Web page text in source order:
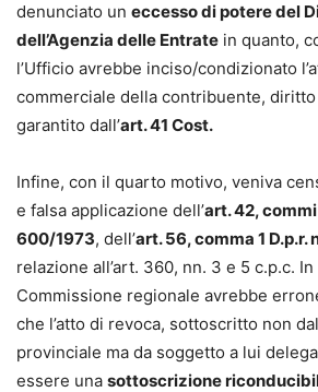
denunciato un eccesso di potere del
dell’Agenzia delle Entrate in quanto,
l’Ufficio avrebbe inciso/condizionato
commerciale della contribuente,
garantito dall’art. 41 Cost.
Infine, con il quarto motivo, veniva
e falsa applicazione dell’art. 42, commi
600/1973, dell’art. 56, comma 1 D.p.r.
relazione all’art. 360, nn. 3 e 5 c.p.c.
Commissione regionale avrebbe
che l’atto di revoca, sottoscritto non
provinciale ma da soggetto a lui
essere una sottoscrizione